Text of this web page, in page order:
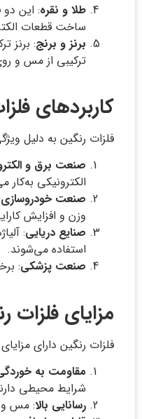
طلا و نقره: این دو
ساخت قطعات
برنز و برنج: برنز
ترکیبی از مس و
کاربردهای
فلزات رنگین به دلیل
صنعت برق و
الکترونیکی به‌کار
صنعت خودروسازی
وزن و افزایش
صنایع دریایی:
استفاده می‌شوند.
صنعت پزشکی:
مزایای فلزات
فلزات رنگین دارای
مقاومت به
شرایط محیطی
رسانایی بالا: مس و